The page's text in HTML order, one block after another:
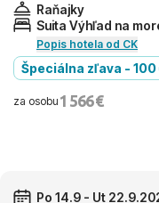
Raňajky
Suita Výhľad na
Popis hotela od CK
Špeciálna zľava - 100
za osobu 1 566 €
Po 14.9 - Ut